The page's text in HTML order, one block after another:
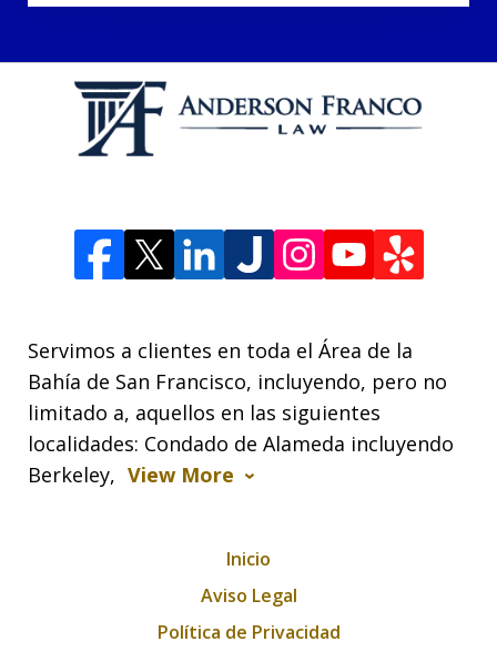
Servimos a clientes en toda el Área de la
Bahía de San Francisco, incluyendo, pero no
limitado a, aquellos en las siguientes
localidades: Condado de Alameda incluyendo
Berkeley, View More
Inicio
Aviso Legal
Política de Privacidad